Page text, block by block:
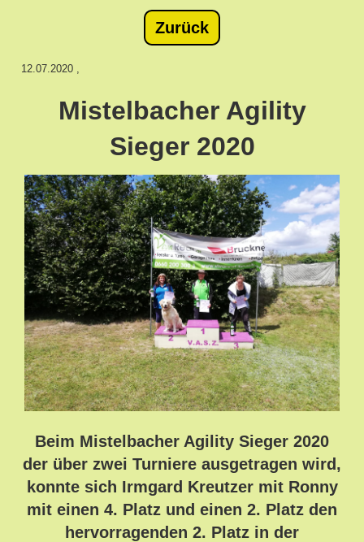
Zurück
12.07.2020
Mistelbacher Agility
Sieger 2020
Beim Mistelbacher Agility Sieger 2020
der über zwei Turniere ausgetragen wird,
konnte sich Irmgard Kreutzer mit Ronny
mit einen 4. Platz und einen 2. Platz den
hervorragenden 2. Platz in der